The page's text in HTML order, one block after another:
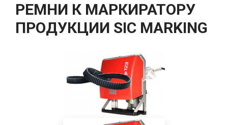
РЕМНИ К МАРКИРАТОРУ
ПРОДУКЦИИ SIC MARKING